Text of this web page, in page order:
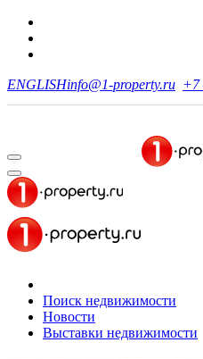
ENGLISHinfo@1-property.ru +7
Поиск недвижимости
Новости
Выставки недвижимости